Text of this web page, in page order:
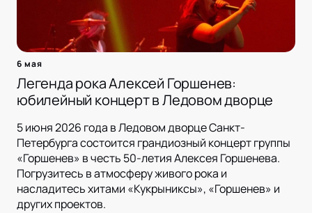
6 мая
Легенда рока Алексей Горшенев:
юбилейный концерт в Ледовом дворце
5 июня 2026 года в Ледовом дворце Санкт-
Петербурга состоится грандиозный концерт группы
«Горшенев» в честь 50-летия Алексея Горшенева.
Погрузитесь в атмосферу живого рока и
насладитесь хитами «Кукрыниксы», «Горшенев» и
других проектов.